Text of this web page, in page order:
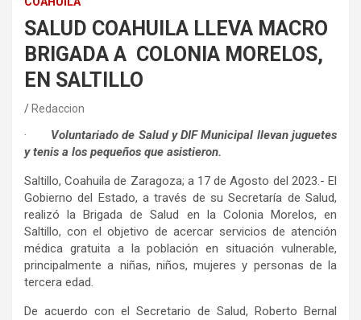
SALUD COAHUILA LLEVA MACRO
BRIGADA A COLONIA MORELOS,
EN SALTILLO
Redaccion
·
Voluntariado de Salud y DIF Municipal llevan juguetes
y tenis a los pequeños que asistieron.
Saltillo, Coahuila de Zaragoza; a 17 de Agosto del 2023.- El
Gobierno del Estado, a través de su Secretaría de Salud,
realizó la Brigada de Salud en la Colonia Morelos, en
Saltillo, con el objetivo de acercar servicios de atención
médica gratuita a la población en situación vulnerable,
principalmente a niñas, niños, mujeres y personas de la
tercera edad.
De acuerdo con el Secretario de Salud, Roberto Bernal